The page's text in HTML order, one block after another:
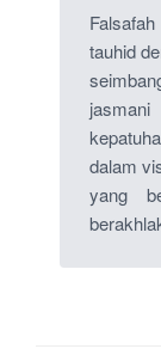
tauhid
dalam
yang